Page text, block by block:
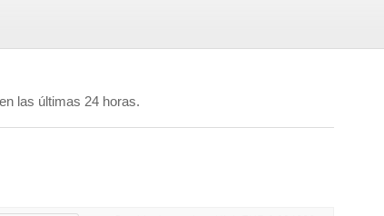
las últimas 24 horas.